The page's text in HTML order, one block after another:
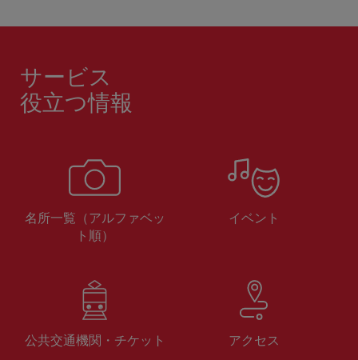
サービス
役立つ情報
名所一覧（アルファベッ
ト順）
イベント
公共交通機関・チケット アクセス